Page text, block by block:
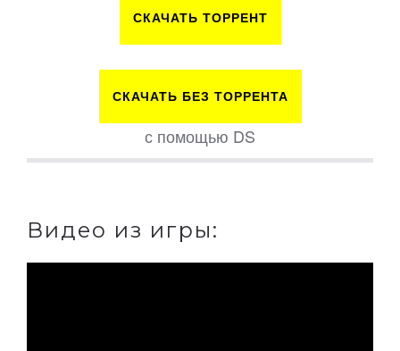
СКАЧАТЬ ТОРРЕНТ
СКАЧАТЬ БЕЗ ТОРРЕНТА
с помощью DS
Видео из игры: